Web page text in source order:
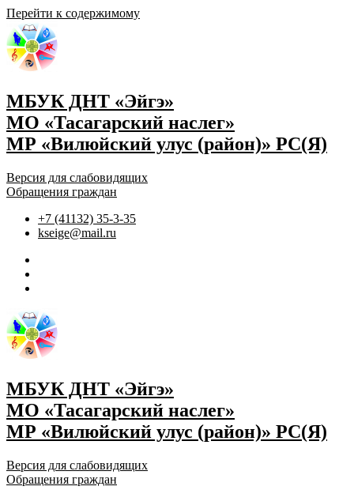
Перейти к содержимому
МБУК ДНТ «Эйгэ»
МО «Тасагарский наслег»
МР «Вилюйский улус (район)» РС(Я)
Версия для слабовидящих
Обращения граждан
+7 (41132) 35-3-35
kseige@mail.ru
МБУК ДНТ «Эйгэ»
МО «Тасагарский наслег»
МР «Вилюйский улус (район)» РС(Я)
Версия для слабовидящих
Обращения граждан